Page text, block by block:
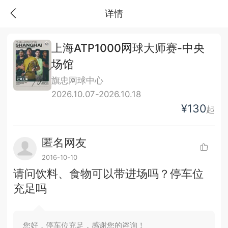
详情
上海ATP1000网球大师赛-中央
场馆
旗忠网球中心
2026.10.07-2026.10.18
¥130起
匿名网友
2016-10-10
请问饮料、食物可以带进场吗？停车位
充足吗
您好，停车位充足，感谢您的咨询！